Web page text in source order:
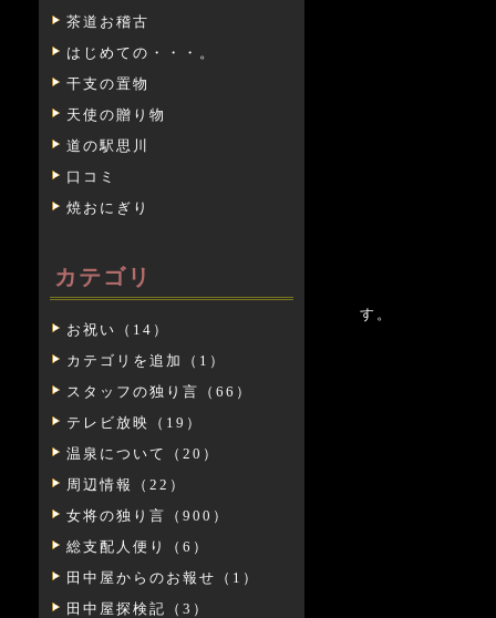
茶道お稽古
はじめての・・・。
干支の置物
天使の贈り物
道の駅思川
口コミ
焼おにぎり
カテゴリ
お祝い（14）
カテゴリを追加（1）
スタッフの独り言（66）
テレビ放映（19）
温泉について（20）
周辺情報（22）
女将の独り言（900）
総支配人便り（6）
田中屋からのお報せ（1）
田中屋探検記（3）
す。